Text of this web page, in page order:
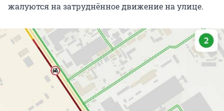
жалуются на затруднённое движение на улице.